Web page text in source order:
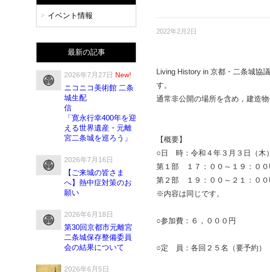
2022年2月2日
Living History in 京都・二条城協
す。
通常非公開の場所を含め，建造
【概要】
○日 時：令和４年３月３日（木）
第１部 １７：００～１９：０
第２部 １９：００～２１：０
※内容は同じです。
○参加費：６，０００円
○定 員：各回２５名（要予約）
イベント情報
最新の記事
2026年7月27日 New!
ニコニコ美術館 二条
城生配
「寛永行幸400年を迎
える世界遺産・元離
宮二条城を巡ろう」
2026年7月16日
【ご来城の皆さま
へ】熱中症対策のお
願い
2026年6月18日
第30回京都市元離宮
二条城保存整備委員
会の結果について
2026年6月5日